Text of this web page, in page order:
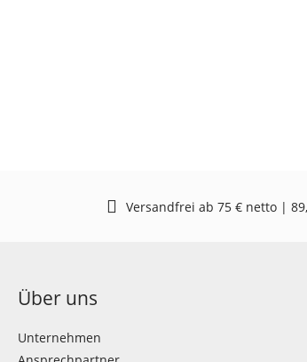
Versandfrei ab 75 € netto |
Über uns
Unternehmen